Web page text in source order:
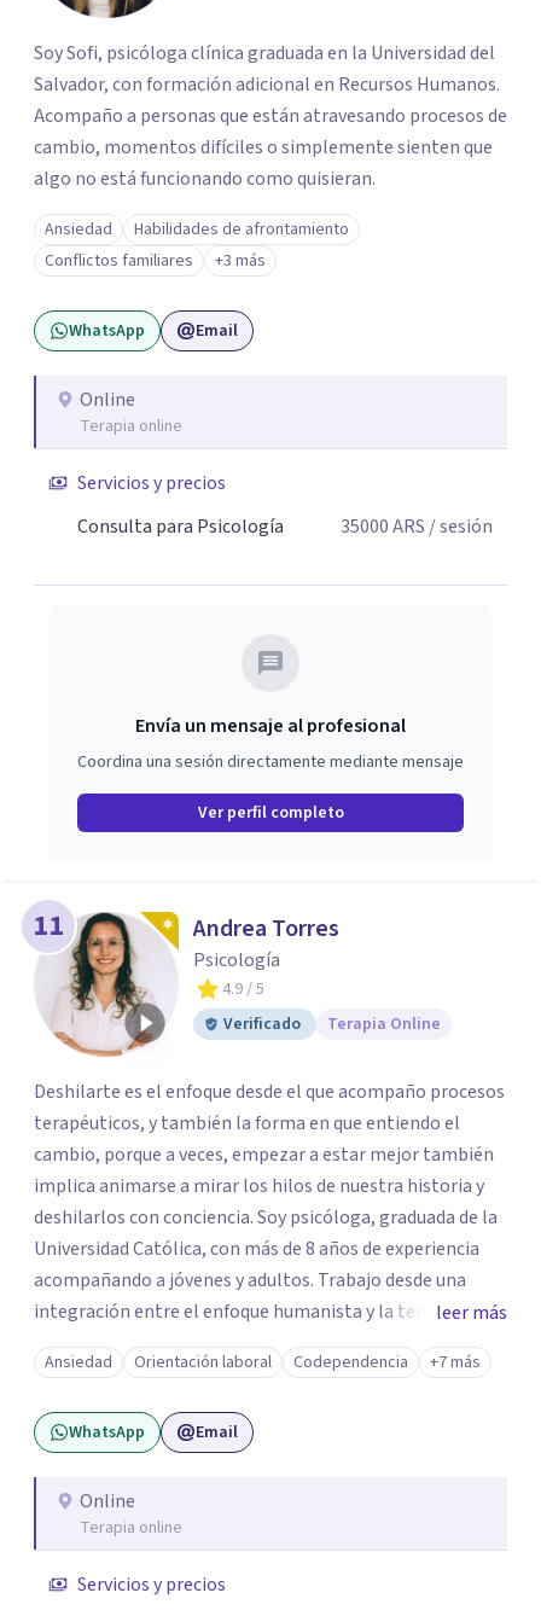
Soy Sofi, psicóloga clínica graduada en la Universidad del
Salvador, con formación adicional en Recursos Humanos.
Acompaño a personas que están atravesando procesos de
cambio, momentos difíciles o simplemente sienten que
algo no está funcionando como quisieran.
Ansiedad
Habilidades de afrontamiento
Conflictos familiares
+3 más
WhatsApp Email
Online
Terapia online
Servicios y precios
Consulta para Psicología
35000ARS / sesión
Envía un mensaje al profesional
Coordina una sesión directamente mediante mensaje
Ver perfil completo
11 Andrea Torres
Psicología
4.9/ 5
Verificado
Terapia Online
Deshilarte es el enfoque desde el que acompaño procesos
terapéuticos, y también la forma en que entiendo el
cambio, porque a veces, empezar a estar mejor también
implica animarse a mirar los hilos de nuestra historia y
deshilarlos con conciencia. Soy psicóloga, graduada de la
Universidad Católica, con más de 8 años de experiencia
acompañando a jóvenes y adultos. Trabajo desde una
integración entre el enfoque humanista y la terapia
cognitivo-conductual (TCC), combinando una escucha
profunda, empática y sin juicios, con herramientas con
herramientas psicológicas que ayudan a reconocer
patrones, resignificar experiencias y construir cambios
puedas no solo sentirte escuchado/a, sino también
comprender lo que te pasa, identificar patrones que
afrontarlo.
leer más
Ansiedad Orientación laboral Codependencia +7 más
WhatsApp Email
Online
Terapia online
Servicios y precios